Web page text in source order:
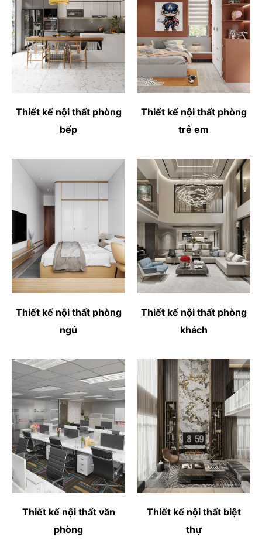
Thiết kế nội thất phòng
bếp
Thiết kế nội thất phòng
trẻ em
Thiết kế nội thất phòng
ngủ
Thiết kế nội thất phòng
khách
Thiết kế nội thất văn
phòng
Thiết kế nội thất biệt
thự